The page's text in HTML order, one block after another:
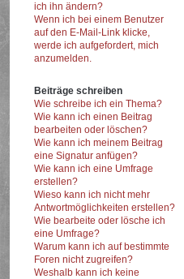
ich ihn ändern?
Wenn ich bei einem Benutzer
auf den E-Mail-Link klicke,
werde ich aufgefordert, mich
anzumelden.
Beiträge schreiben
Wie schreibe ich ein Thema?
Wie kann ich einen Beitrag
bearbeiten oder löschen?
Wie kann ich meinem Beitrag
eine Signatur anfügen?
Wie kann ich eine Umfrage
erstellen?
Wieso kann ich nicht mehr
Antwortmöglichkeiten erstellen?
Wie bearbeite oder lösche ich
eine Umfrage?
Warum kann ich auf bestimmte
Foren nicht zugreifen?
Weshalb kann ich keine